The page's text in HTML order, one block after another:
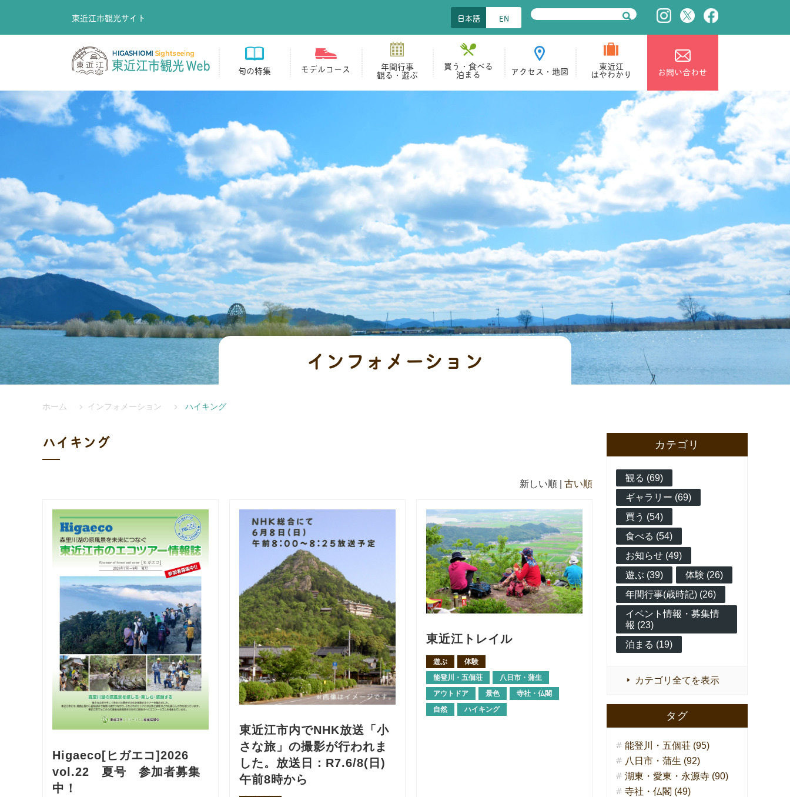
東近江市観光サイト 日本語 EN
旬の特集 モデルコース 年間行事
観る・遊ぶ
買う・食べる
泊まる アクセス・地図 東近江
はやわかり お問い合わせ
インフォメーション
ホーム インフォメーション ハイキング
ハイキング
新しい順 | 古い順
Higaeco[ヒガエコ]2026
vol.22 夏号 参加者募集
中！
東近江市内でNHK放送「小
さな旅」の撮影が行われま
した。放送日：R7.6/8(日)
午前8時から
東近江トレイル
遊ぶ
体験
能登川・五個荘
八日市・蒲生
アウトドア
景色
寺社・仏閣
自然
ハイキング
カテゴリ
観る (69)
ギャラリー (69)
買う (54)
食べる (54)
お知らせ (49)
遊ぶ (39)
体験 (26)
年間行事(歳時記) (26)
イベント情報・募集情
報 (23)
泊まる (19)
カテゴリ全てを表示
タグ
能登川・五個荘 (95)
八日市・蒲生 (92)
湖東・愛東・永源寺 (90)
寺社・仏閣 (49)